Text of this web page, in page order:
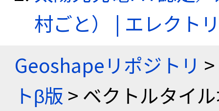
村ごと） | エレクト
Geoshapeリポジトリ >
トβ版 > ベクトルタイ